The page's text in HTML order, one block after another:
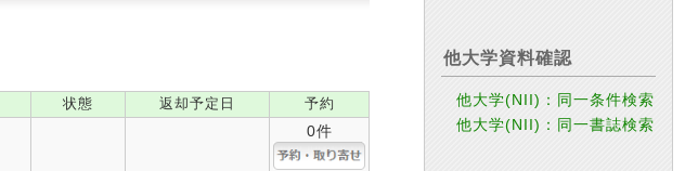
状態 返却予定日 予約
0件
他大学資料確認
他大学(NII)：同一条件検索
他大学(NII)：同一書誌検索